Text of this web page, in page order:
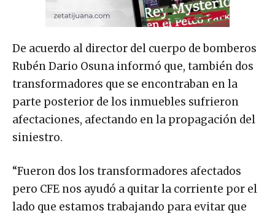
De acuerdo al director del cuerpo de bomberos
Rubén Dario Osuna informó que, también dos
transformadores que se encontraban en la
parte posterior de los inmuebles sufrieron
afectaciones, afectando en la propagación del
siniestro.
“Fueron dos los transformadores afectados
pero CFE nos ayudó a quitar la corriente por el
lado que estamos trabajando para evitar que